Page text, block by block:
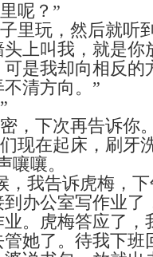
呢？”
里玩，然后就听
上叫我，就是你
是我却向相反的
清方向。”
，下次再告诉你
现在起床，刷牙
嚷。
，我告诉虎梅，
办公室写作业了
。虎梅答应了，
她了。待我下班